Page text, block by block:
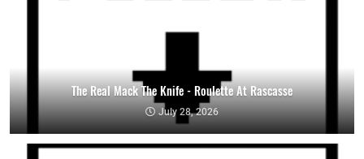
The Real Mack The Knife - Roulette At Rascasse
July 28, 2026